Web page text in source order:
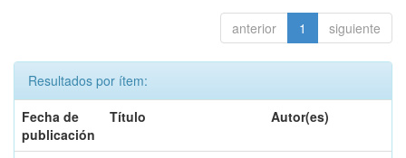
anterior 1 siguiente
Resultados por ítem:
Fecha de
publicación
Título Autor(es)